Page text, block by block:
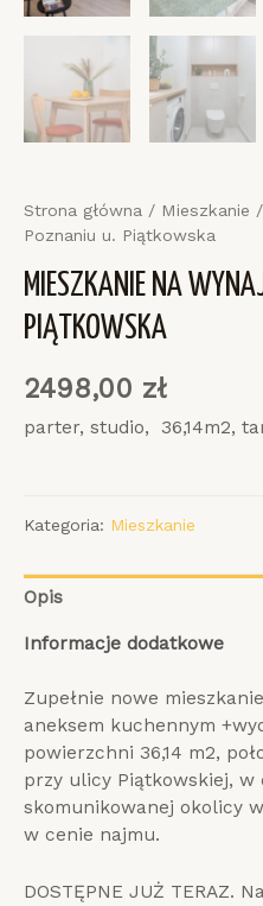
Strona główna / Mieszkanie
Poznaniu u. Piątkowska
MIESZKANIE NA
PIĄTKOWSKA
2498,00 zł
parter, studio, 36,14m2,
Kategoria: Mieszkanie
Opis
Informacje dodatkowe
Zupełnie nowe
aneksem kuchennym
powierzchni 36,14 m2,
przy ulicy Piątkowskiej, w
skomunikowanej okolicy
w cenie najmu.
DOSTĘPNE JUŻ TERAZ.